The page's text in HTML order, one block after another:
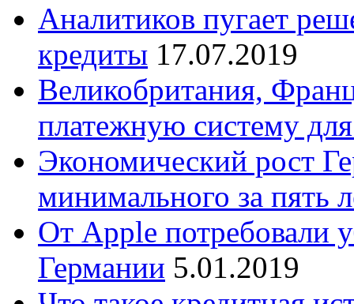
Аналитиков пугает
кредиты 17.07.2019
Великобритания,
платежную систему
Экономический рост
минимального за пять
От Apple потребовали
Германии 5.01.2019